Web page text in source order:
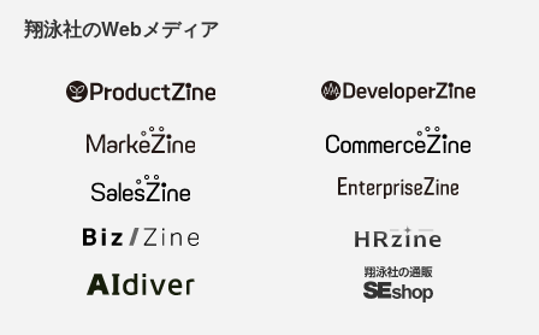
翔泳社のWebメディア